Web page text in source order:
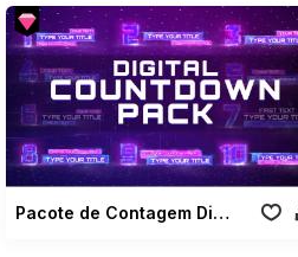
Pacote de Contagem Digital Regressiva